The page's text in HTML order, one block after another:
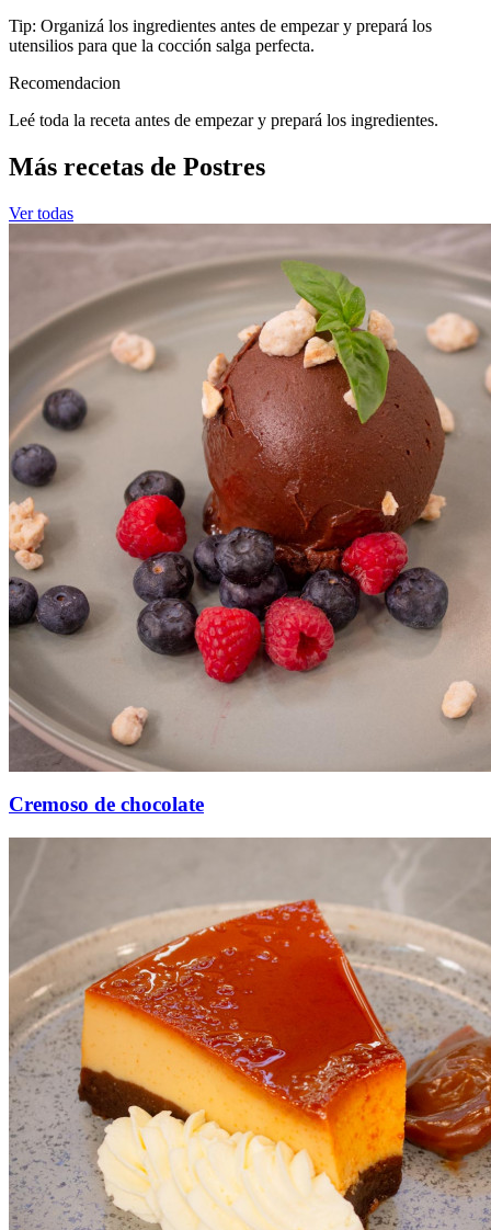
Tip: Organizá los ingredientes antes de empezar y prepará los
utensilios para que la cocción salga perfecta.
Recomendacion
Leé toda la receta antes de empezar y prepará los ingredientes.
Más recetas de Postres
Ver todas
Cremoso de chocolate